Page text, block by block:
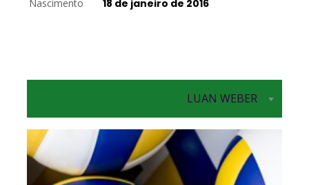
Nascimento 18 de janeiro de 2016
LUAN WEBER